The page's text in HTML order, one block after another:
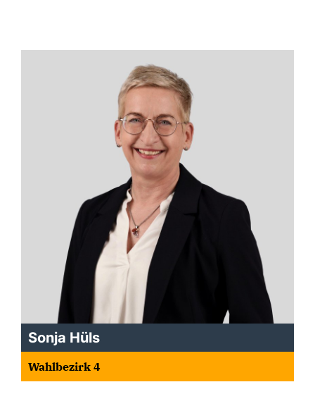
Sonja Hüls
Wahlbezirk 4